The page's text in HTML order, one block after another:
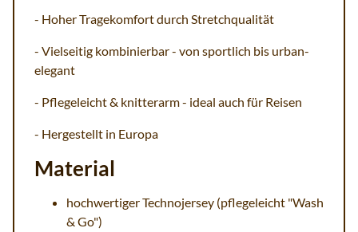
- Hoher Tragekomfort durch Stretchqualität
- Vielseitig kombinierbar - von sportlich bis urban-
elegant
- Pflegeleicht & knitterarm - ideal auch für Reisen
- Hergestellt in Europa
Material
hochwertiger Technojersey (pflegeleicht "Wash
& Go")